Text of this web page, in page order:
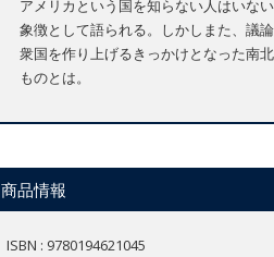
アメリカという国を知らない人はいな
象徴として語られる。しかしまた、議
衆国を作り上げるきっかけとなった南
ものとは。
商品情報
ISBN : 9780194621045